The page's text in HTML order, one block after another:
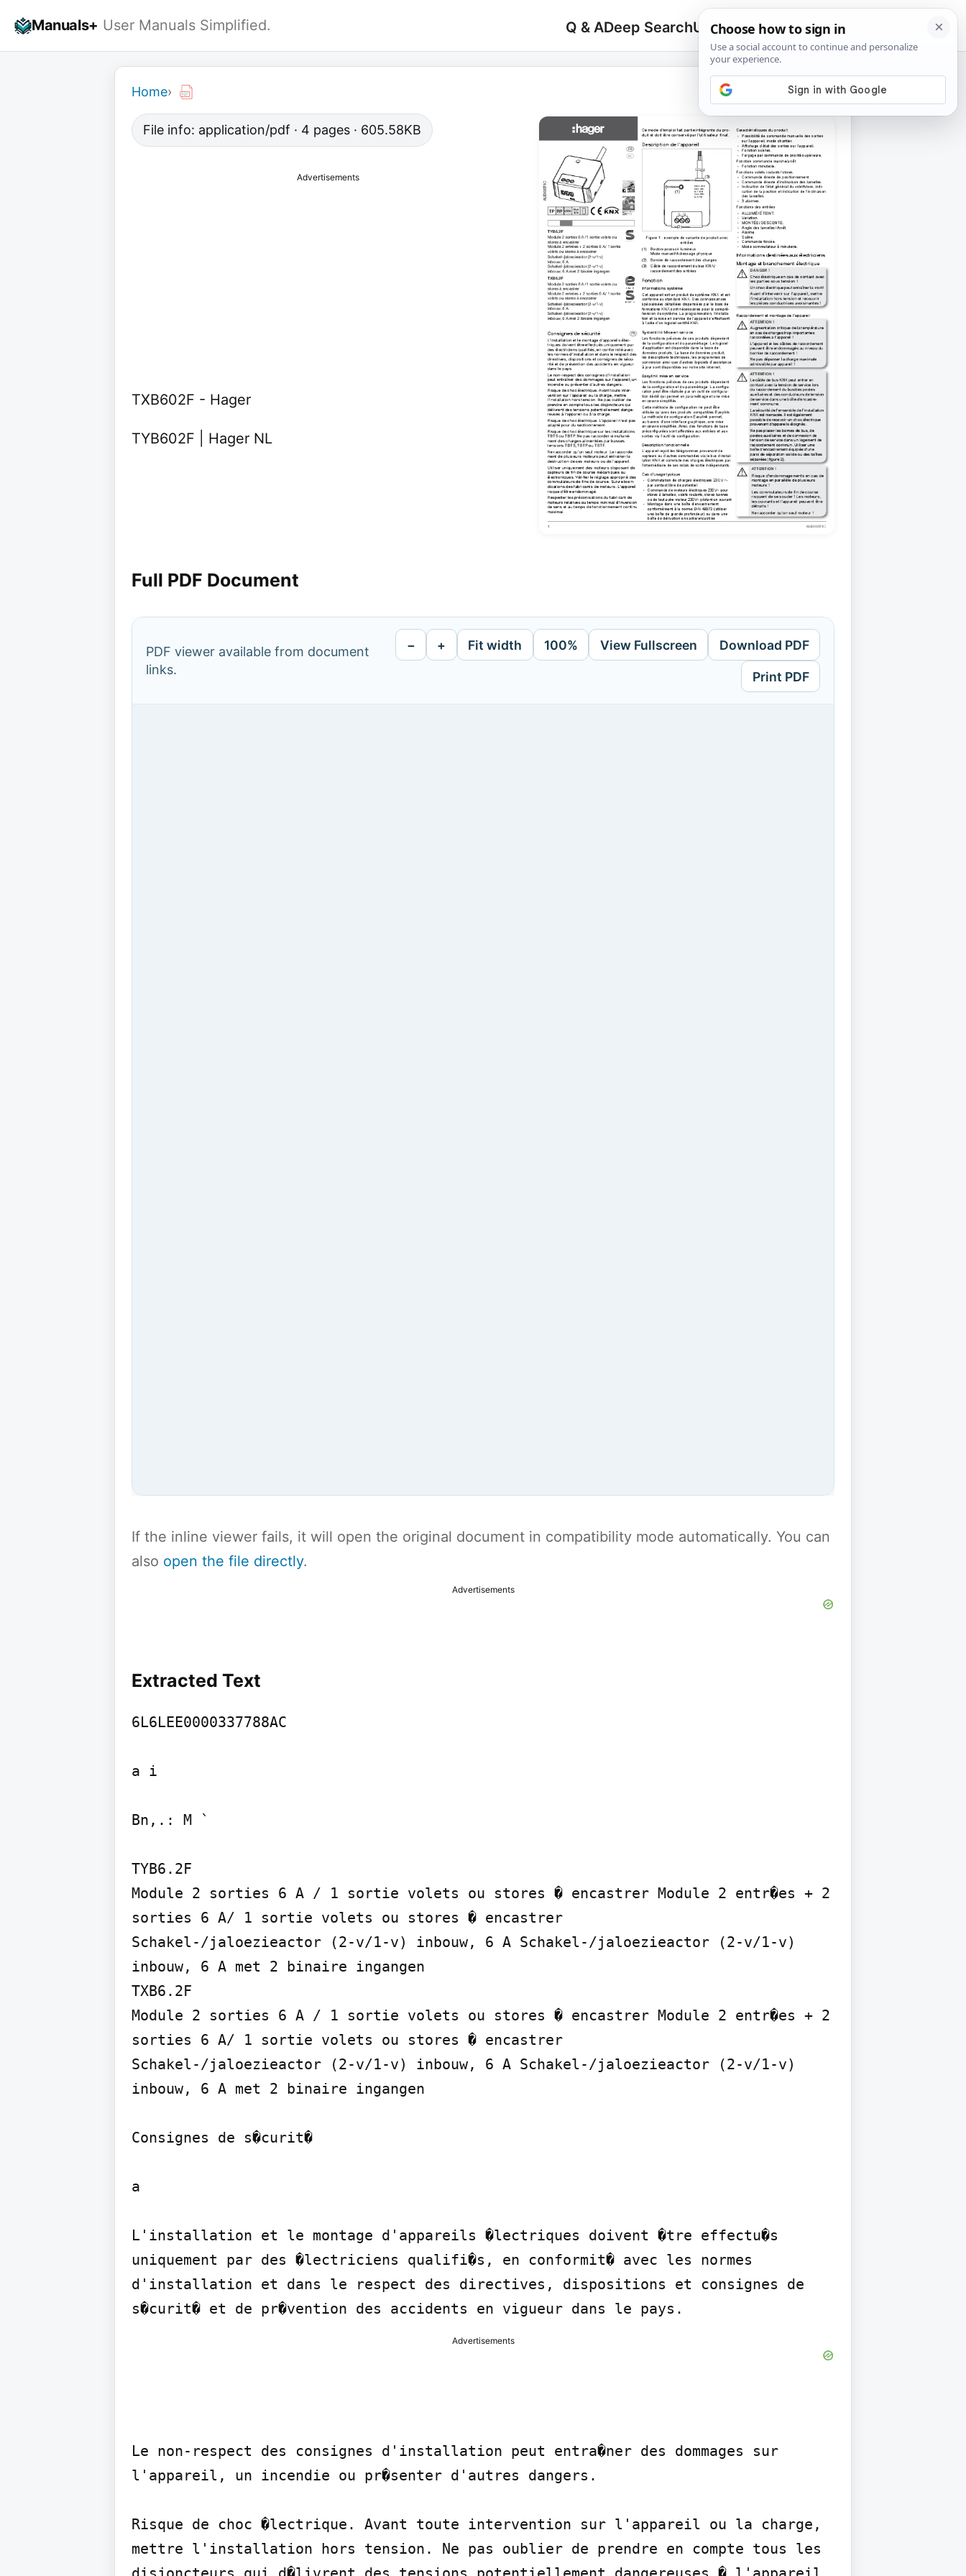
Manuals+ User Manuals Simplified. Q & ADeep SearchUpload
Search
for:
🔍
Home›
File info: application/pdf · 4 pages · 605.58KB
Advertisements
TXB602F - Hager
TYB602F | Hager NL
Full PDF Document
PDF viewer available from document
links.
− + Fit width 100% View Fullscreen Download PDF
Print PDF
If the inline viewer fails, it will open the original document in compatibility mode automatically. You can
also open the file directly.
Advertisements
Extracted Text
6L6LEE0000337788AC
a i
Bn,.: M `
TYB6.2F
Module 2 sorties 6 A / 1 sortie volets ou stores � encastrer Module 2 entr�es + 2
sorties 6 A/ 1 sortie volets ou stores � encastrer
Schakel-/jaloezieactor (2-v/1-v) inbouw, 6 A Schakel-/jaloezieactor (2-v/1-v)
inbouw, 6 A met 2 binaire ingangen
TXB6.2F
Module 2 sorties 6 A / 1 sortie volets ou stores � encastrer Module 2 entr�es + 2
sorties 6 A/ 1 sortie volets ou stores � encastrer
Schakel-/jaloezieactor (2-v/1-v) inbouw, 6 A Schakel-/jaloezieactor (2-v/1-v)
inbouw, 6 A met 2 binaire ingangen
Consignes de s�curit�
a
L'installation et le montage d'appareils �lectriques doivent �tre effectu�s
uniquement par des �lectriciens qualifi�s, en conformit� avec les normes
d'installation et dans le respect des directives, dispositions et consignes de
s�curit� et de pr�vention des accidents en vigueur dans le pays.
Advertisements
Le non-respect des consignes d'installation peut entra�ner des dommages sur
l'appareil, un incendie ou pr�senter d'autres dangers.
Risque de choc �lectrique. Avant toute intervention sur l'appareil ou la charge,
mettre l'installation hors tension. Ne pas oublier de prendre en compte tous les